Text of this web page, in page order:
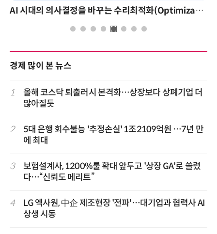
AI 시대의 의사결정을 바꾸는 수리최적화(Optimization): 실제 산업 적용 사례와 활용 전략
경제 많이 본 뉴스
1
올해 코스닥 퇴출러시 본격화…상장보다 상폐기업 더
많아질듯
2
5대 은행 회수불능 '추정손실' 1조2109억원 …7년 만
에 최대
3
보험설계사, 1200%룰 확대 앞두고 '상장 GA'로 쏠렸
다…“신뢰도 메리트”
4
LG 엑사원, 中企 제조현장 '전파'…대기업과 협력사 AI
상생 시동